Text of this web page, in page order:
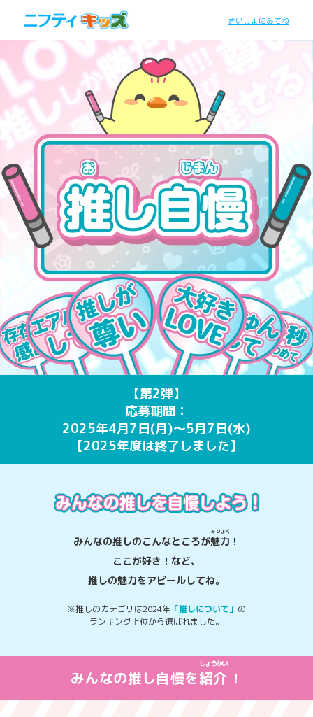
さいしょにみてね
【第2弾】
応募期間：
2025年4月7日(月)～5月7日(水)
【2025年度は終了しました】
みんなの推しのこんなところが魅力
みりょく
！
ここが好き！など、
推しの魅力をアピールしてね。
※推しのカテゴリは2024年 「推しについて」 の
ランキング上位から選ばれました。
みんなの推し自慢を紹介
しょうかい
！